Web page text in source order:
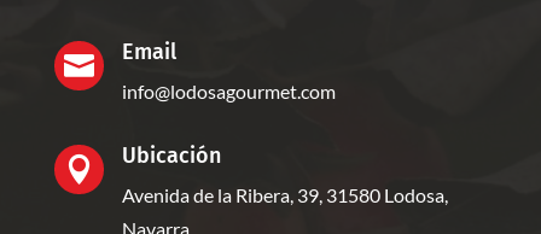
 Email
info@lodosagourmet.com
 Ubicación
Avenida de la Ribera, 39, 31580 Lodosa,
Navarra,